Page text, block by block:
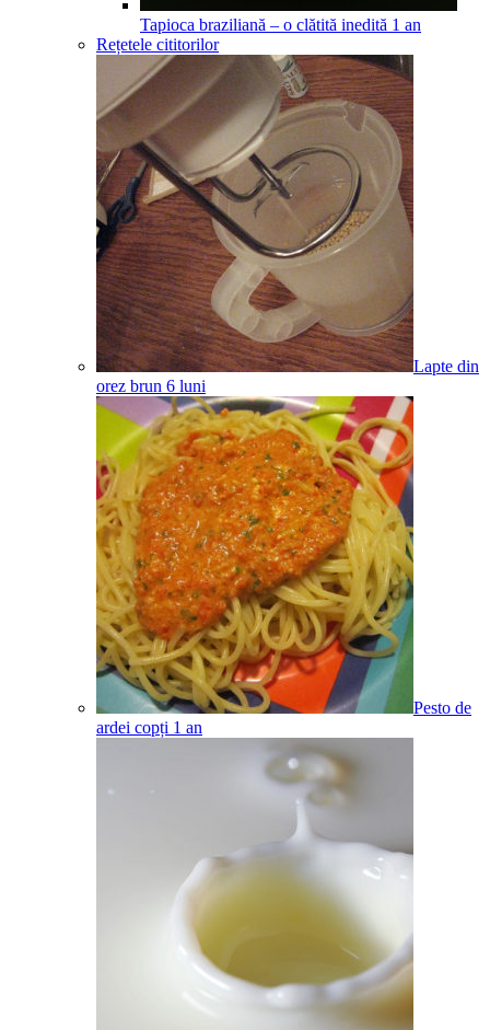
Tapioca braziliană – o clătită inedită 1 an
Rețetele cititorilor
Lapte din
orez brun 6 luni
Pesto de
ardei copți 1 an